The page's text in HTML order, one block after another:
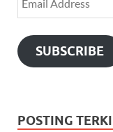
SUBSCRIBE
POSTING